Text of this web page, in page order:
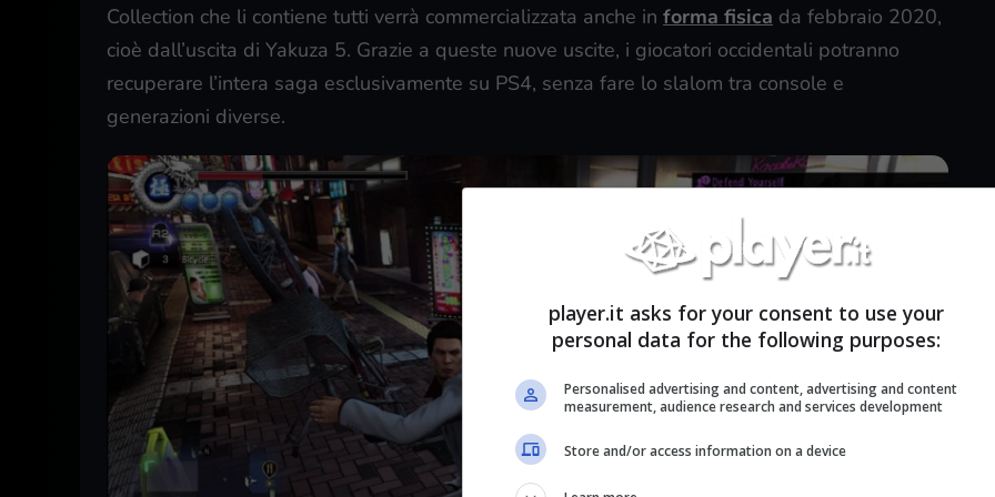
Collection che li contiene tutti verrà commercializzata anche in forma fisica da febbraio 2020,
cioè dall’uscita di Yakuza 5. Grazie a queste nuove uscite, i giocatori occidentali potranno
recuperare l’intera saga esclusivamente su PS4, senza fare lo slalom tra console e
generazioni diverse.
player.it asks for your consent to use your
personal data for the following purposes:
Personalised advertising and content, advertising and content
measurement, audience research and services development
Store and/or access information on a device